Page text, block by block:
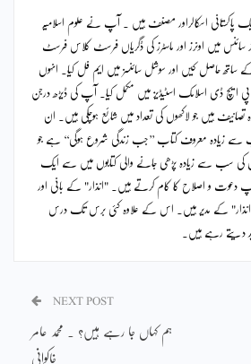
ایک پاکستانی اسکالراور مصنف ہیں ۔ آپ نے علوم اسلامیہ
سائنس میں اونرز اور ماسٹرز کی ڈگریاں فرسٹ کلاس فرسٹ
ساتھ حاصل کیں اور سوشل سائنسز میں ایم فل کیا۔ انہوں
پی ایچ ڈی اسلامک اسٹیڈیز میں مکمل کیا۔ آپ کی ڈیڑھ درجن
تصانیف ہیں جو لاکھوں کی تعداد میں شائع ہوچکی ہیں۔ ان
زیادہ معروف کتاب ’’جب زندگی شروع ہوگی‘‘ ہے جو
کی سب سے زیادہ پڑھی جانے والی کتابوں میں سے ایک
دعوت و اصلاح کا کام کرتے ہیں۔ "انذار" کے بانی اور
"انذار" کے مدیر ہیں۔ اس کے علاوہ کئی برس تک درس
دیتے رہے ہیں۔
NEXT POST
ہم کہاں جا رہے ہیں؟ ۔ محمد عامر
خاکوانی